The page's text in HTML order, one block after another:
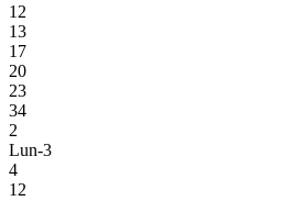
12
13
17
20
23
34
2
Lun-3
4
12